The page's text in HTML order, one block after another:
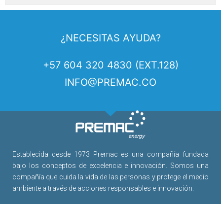
¿NECESITAS AYUDA?
+57 604 320 4830 (EXT.128)
INFO@PREMAC.CO
Establecida desde 1973 Premac es una compañía fundada
bajo los conceptos de excelencia e innovación. Somos una
compañía que cuida la vida de las personas y protege el medio
ambiente a través de acciones responsables e innovación.